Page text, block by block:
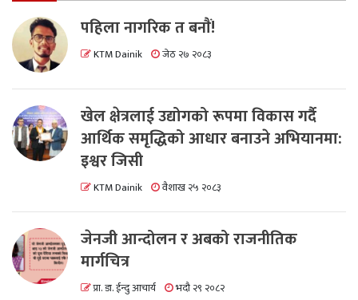
पहिला नागरिक त बनाैं!
KTM Dainik जेठ २७ २०८३
खेल क्षेत्रलाई उद्योगको रूपमा विकास गर्दै
आर्थिक समृद्धिको आधार बनाउने अभियानमा:
इश्वर जिसी
KTM Dainik वैशाख २५ २०८३
जेनजी आन्दोलन र अबको राजनीतिक
मार्गचित्र
प्रा. डा. ईन्दु आचार्य भदौ २९ २०८२